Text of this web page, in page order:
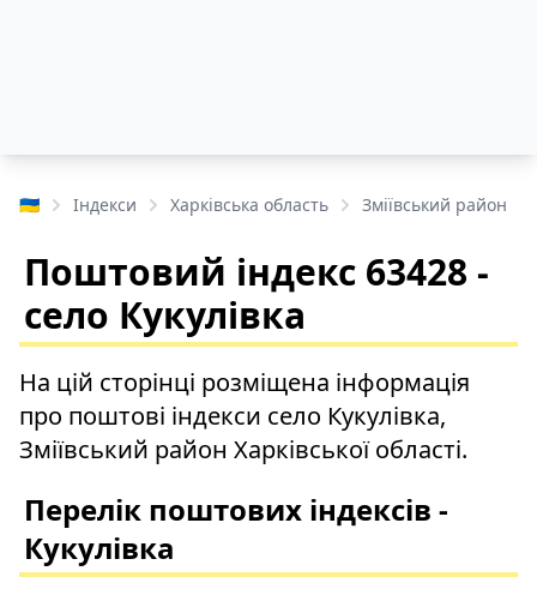
🇺🇦 Індекси Харківська область Зміївський район
Поштовий індекс 63428 -
село Кукулівка
На цій сторінці розміщена інформація
про поштові індекси село Кукулівка,
Зміївський район Харківської області.
Перелік поштових індексів -
Кукулівка